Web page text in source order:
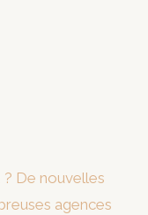
De nouvelles
agences